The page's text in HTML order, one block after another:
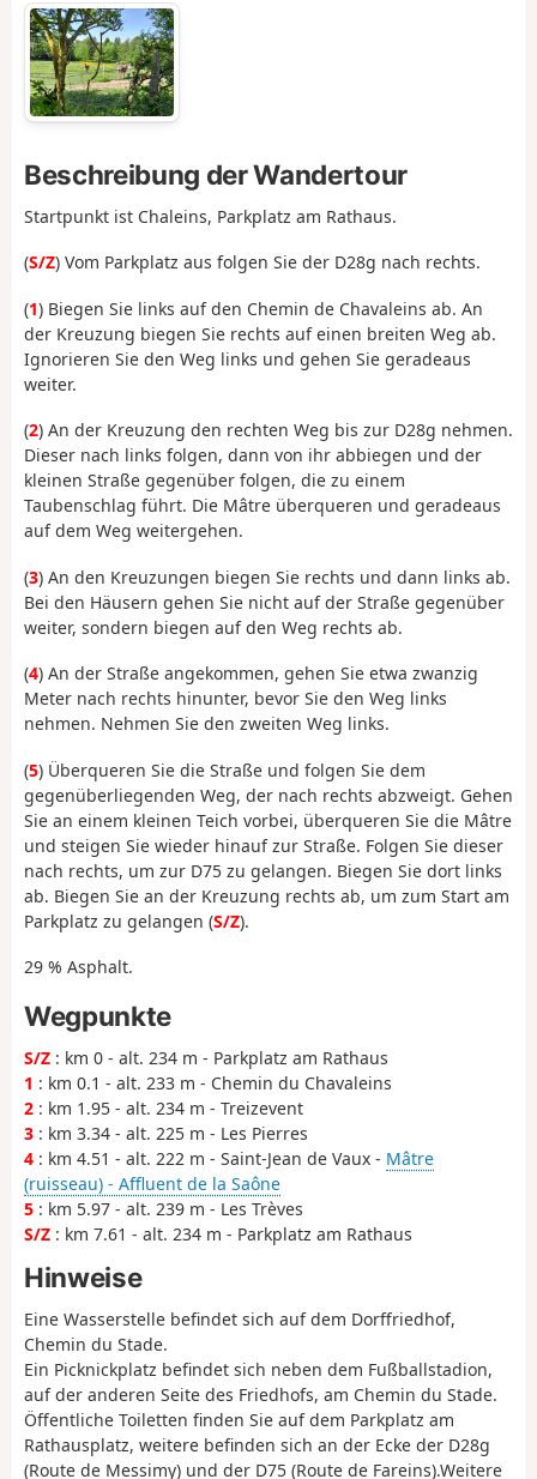
Beschreibung der Wandertour
Startpunkt ist Chaleins, Parkplatz am Rathaus.
(S/Z) Vom Parkplatz aus folgen Sie der D28g nach rechts.
(1) Biegen Sie links auf den Chemin de Chavaleins ab. An
der Kreuzung biegen Sie rechts auf einen breiten Weg ab.
Ignorieren Sie den Weg links und gehen Sie geradeaus
weiter.
(2) An der Kreuzung den rechten Weg bis zur D28g nehmen.
Dieser nach links folgen, dann von ihr abbiegen und der
kleinen Straße gegenüber folgen, die zu einem
Taubenschlag führt. Die Mâtre überqueren und geradeaus
auf dem Weg weitergehen.
(3) An den Kreuzungen biegen Sie rechts und dann links ab.
Bei den Häusern gehen Sie nicht auf der Straße gegenüber
weiter, sondern biegen auf den Weg rechts ab.
(4) An der Straße angekommen, gehen Sie etwa zwanzig
Meter nach rechts hinunter, bevor Sie den Weg links
nehmen. Nehmen Sie den zweiten Weg links.
(5) Überqueren Sie die Straße und folgen Sie dem
gegenüberliegenden Weg, der nach rechts abzweigt. Gehen
Sie an einem kleinen Teich vorbei, überqueren Sie die Mâtre
und steigen Sie wieder hinauf zur Straße. Folgen Sie dieser
nach rechts, um zur D75 zu gelangen. Biegen Sie dort links
ab. Biegen Sie an der Kreuzung rechts ab, um zum Start am
Parkplatz zu gelangen (S/Z).
29 % Asphalt.
Wegpunkte
S/Z : km 0 - alt. 234 m - Parkplatz am Rathaus
1 : km 0.1 - alt. 233 m - Chemin du Chavaleins
2 : km 1.95 - alt. 234 m - Treizevent
3 : km 3.34 - alt. 225 m - Les Pierres
4 : km 4.51 - alt. 222 m - Saint-Jean de Vaux - Mâtre
(ruisseau) - Affluent de la Saône
5 : km 5.97 - alt. 239 m - Les Trèves
S/Z : km 7.61 - alt. 234 m - Parkplatz am Rathaus
Hinweise
Eine Wasserstelle befindet sich auf dem Dorffriedhof,
Chemin du Stade.
Ein Picknickplatz befindet sich neben dem Fußballstadion,
auf der anderen Seite des Friedhofs, am Chemin du Stade.
Öffentliche Toiletten finden Sie auf dem Parkplatz am
Rathausplatz, weitere befinden sich an der Ecke der D28g
(Route de Messimy) und der D75 (Route de Fareins).Weitere